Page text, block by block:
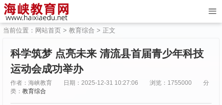
当前位置： 网站首页 > 教育综合 > 正文
科学筑梦 点亮未来 清流县首届青少年科技
运动会成功举办
作者：海峡教育 日期：2025-12-31 10:27:06 浏览：1755000
分
类： 教育综合